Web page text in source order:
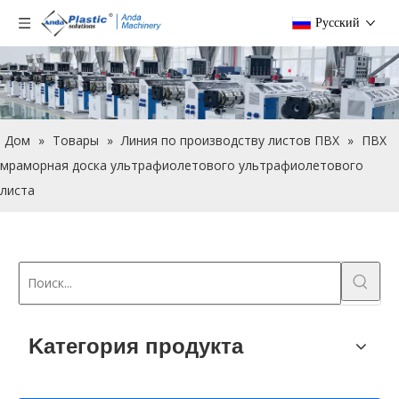
Pусский
Дом » Товары » Линия по производству листов ПВХ » ПВХ
мраморная доска ультрафиолетового ультрафиолетового
листа
Kатегория продукта